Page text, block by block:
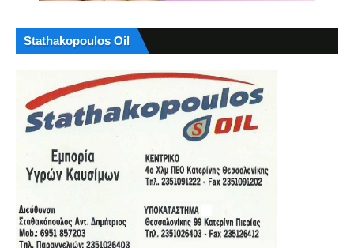
Stathakopoulos Oil